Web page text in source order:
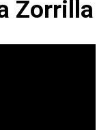
Zorrilla